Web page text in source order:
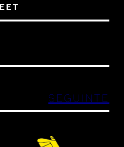
SEGUINTE